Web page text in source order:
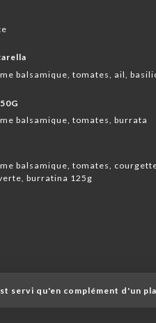
balsamique, tomates, ail,
balsamique, tomates, burrata
balsamique, tomates,
burratina 125g
servi qu'en complément d'un